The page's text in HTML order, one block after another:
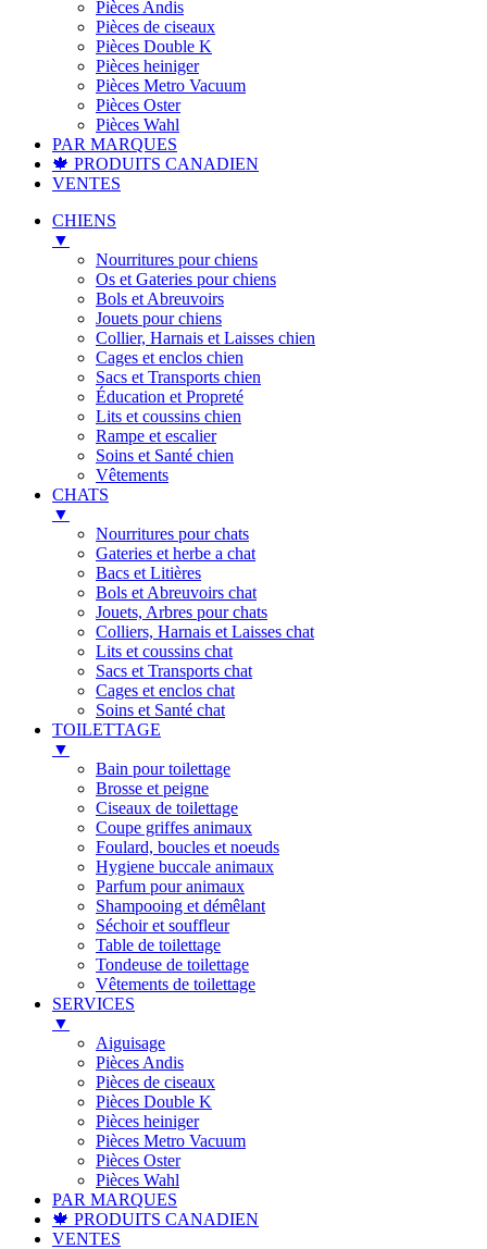
Pièces Andis
Pièces de ciseaux
Pièces Double K
Pièces heiniger
Pièces Metro Vacuum
Pièces Oster
Pièces Wahl
PAR MARQUES
🍁 PRODUITS CANADIEN
VENTES
CHIENS
▼
Nourritures pour chiens
Os et Gateries pour chiens
Bols et Abreuvoirs
Jouets pour chiens
Collier, Harnais et Laisses chien
Cages et enclos chien
Sacs et Transports chien
Éducation et Propreté
Lits et coussins chien
Rampe et escalier
Soins et Santé chien
Vêtements
CHATS
▼
Nourritures pour chats
Gateries et herbe a chat
Bacs et Litières
Bols et Abreuvoirs chat
Jouets, Arbres pour chats
Colliers, Harnais et Laisses chat
Lits et coussins chat
Sacs et Transports chat
Cages et enclos chat
Soins et Santé chat
TOILETTAGE
▼
Bain pour toilettage
Brosse et peigne
Ciseaux de toilettage
Coupe griffes animaux
Foulard, boucles et noeuds
Hygiene buccale animaux
Parfum pour animaux
Shampooing et démêlant
Séchoir et souffleur
Table de toilettage
Tondeuse de toilettage
Vêtements de toilettage
SERVICES
▼
Aiguisage
Pièces Andis
Pièces de ciseaux
Pièces Double K
Pièces heiniger
Pièces Metro Vacuum
Pièces Oster
Pièces Wahl
PAR MARQUES
🍁 PRODUITS CANADIEN
VENTES